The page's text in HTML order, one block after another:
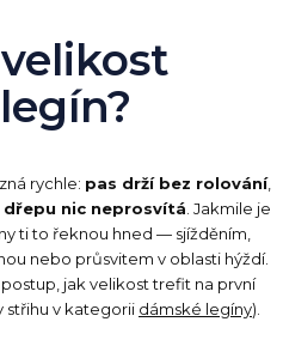
rychle: pas drží bez rolování,
dřepu nic neprosvítá . Jakmile je
ti to řeknou hned — sjížděním,
nebo průsvitem v oblasti hýždí.
jak velikost trefit na první
střihu v kategorii dámské legíny).